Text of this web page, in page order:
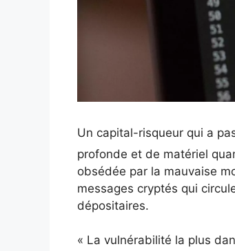
Un capital-risqueur qui a
profonde et de matériel
obsédée par la mauvaise
messages cryptés qui
dépositaires.
« La vulnérabilité la plus